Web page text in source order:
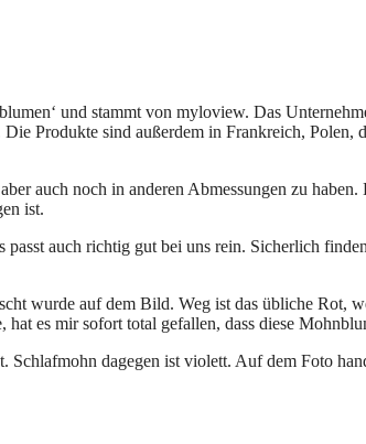
und stammt von myloview. Das
Produkte sind außerdem in Frankreich,
auch noch in anderen Abmessungen zu
ist.
auch richtig gut bei uns rein. Sicherlich
wurde auf dem Bild. Weg ist das übliche Rot,
es mir sofort total gefallen, dass diese
Schlafmohn dagegen ist violett. Auf dem Foto